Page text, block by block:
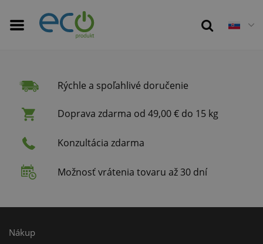
Rýchle a spoľahlivé doručenie
Doprava zdarma od 49,00 € do 15 kg
Konzultácia zdarma
Možnosť vrátenia tovaru až 30 dní
Nákup